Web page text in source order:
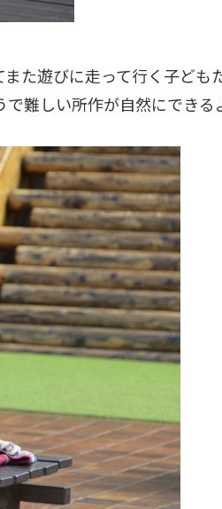
た遊びに走って行く子ども
で難しい所作が自然にでき